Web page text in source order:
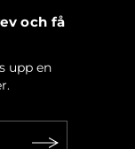
och få
upp en